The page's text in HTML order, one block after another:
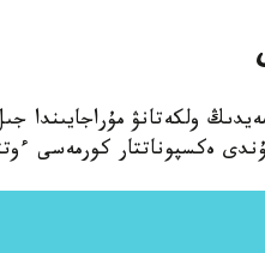
ولكەتانۋ مۇراجايىندا
ەكسپوناتتار كورمەسى